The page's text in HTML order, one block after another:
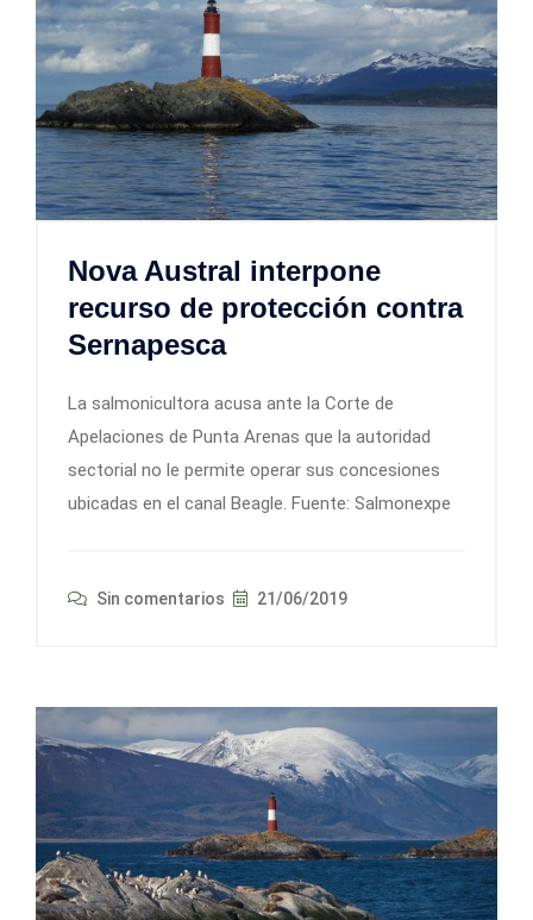
Nova Austral interpone
recurso de protección contra
Sernapesca
La salmonicultora acusa ante la Corte de
Apelaciones de Punta Arenas que la autoridad
sectorial no le permite operar sus concesiones
ubicadas en el canal Beagle. Fuente: Salmonexpe
Sin comentarios 21/06/2019